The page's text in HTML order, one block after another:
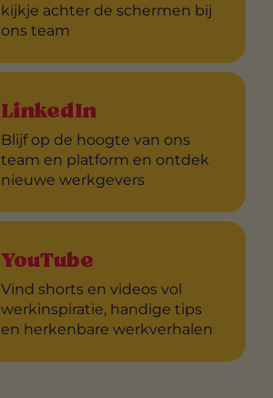
kijkje achter de schermen bij
ons team
LinkedIn
Blijf op de hoogte van ons
team en platform en ontdek
nieuwe werkgevers
YouTube
Vind shorts en videos vol
werkinspiratie, handige tips
en herkenbare werkverhalen